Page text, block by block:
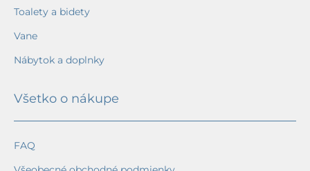
Toalety a bidety
Vane
Nábytok a doplnky
Všetko o nákupe
FAQ